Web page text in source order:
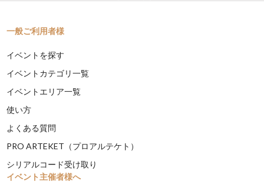
一般ご利用者様
イベントを探す
イベントカテゴリ一覧
イベントエリア一覧
使い方
よくある質問
PRO ARTEKET（プロアルテケト）
シリアルコード受け取り
イベント主催者様へ